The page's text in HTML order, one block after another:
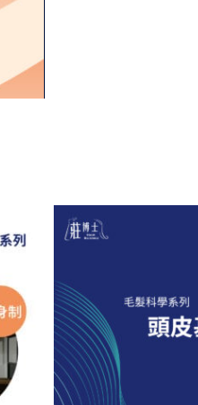
数
量